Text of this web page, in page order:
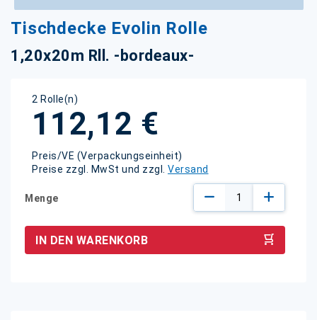
Tischdecke Evolin Rolle
1,20x20m Rll. -bordeaux-
2 Rolle(n)
112,12 €
Preis/VE (Verpackungseinheit)
Preise zzgl. MwSt und zzgl. Versand
Menge
IN DEN WARENKORB
Zum
Anfang
der
Bildgalerie